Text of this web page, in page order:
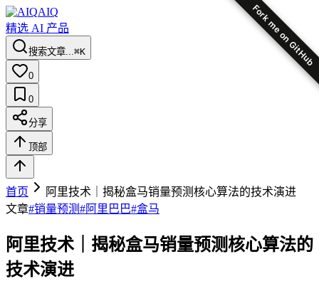
Fork me on GitHub
AIQ
精选 AI 产品
搜索文章...⌘K
0
0
分享
顶部
首页
阿里技术｜揭秘盒马销量预测核心算法的技术演进
文章#销量预测#阿里巴巴#盒马
阿里技术｜揭秘盒马销量预测核心算法的
技术演进